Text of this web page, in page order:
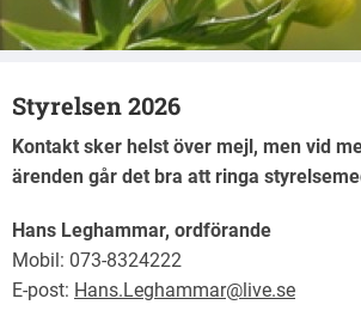
Styrelsen 2026
Kontakt sker helst över mejl, men vid
ärenden går det bra att ringa
Hans Leghammar, ordförande
Mobil: 073-8324222
E-post: Hans.Leghammar@live.se